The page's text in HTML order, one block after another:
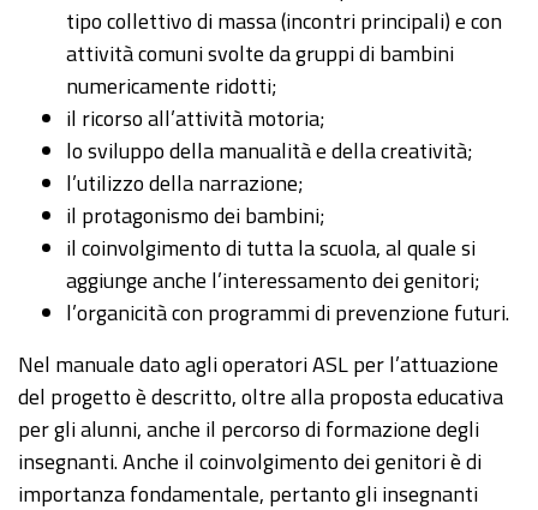
tipo collettivo di massa (incontri principali) e con
attività comuni svolte da gruppi di bambini
numericamente ridotti;
il ricorso all’attività motoria;
lo sviluppo della manualità e della creatività;
l’utilizzo della narrazione;
il protagonismo dei bambini;
il coinvolgimento di tutta la scuola, al quale si
aggiunge anche l’interessamento dei genitori;
l’organicità con programmi di prevenzione futuri.
Nel manuale dato agli operatori ASL per l’attuazione
del progetto è descritto, oltre alla proposta educativa
per gli alunni, anche il percorso di formazione degli
insegnanti. Anche il coinvolgimento dei genitori è di
importanza fondamentale, pertanto gli insegnanti